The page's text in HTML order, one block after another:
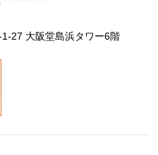
27 大阪堂島浜タワー6階